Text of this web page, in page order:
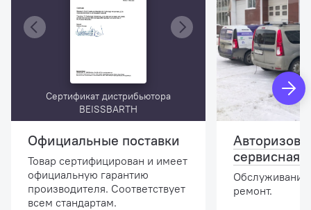
Сертификат дистрибьютора
BEISSBARTH
Официальные поставки
Товар сертифицирован и имеет
официальную гарантию
производителя. Соответствует
всем стандартам.
сервисная
ремонт.